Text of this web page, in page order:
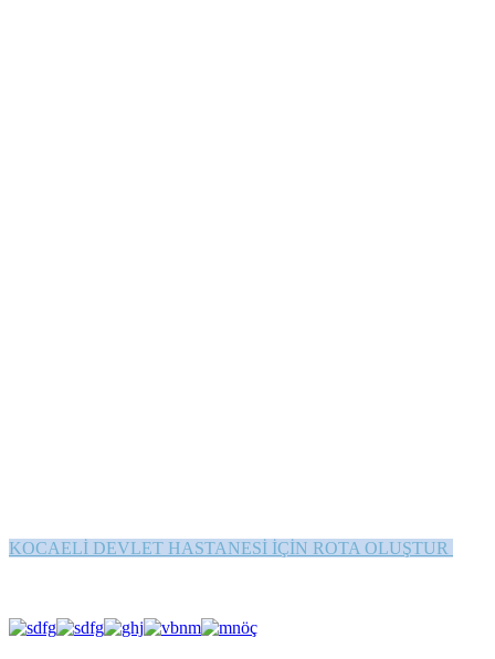
KOCAELİ DEVLET HASTANESİ İÇİN ROTA OLUŞTUR